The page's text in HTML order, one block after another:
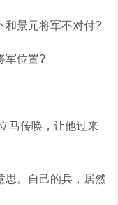
和景元将军不对付?
军位置?
马传唤，让他过来
。自己的兵，居然